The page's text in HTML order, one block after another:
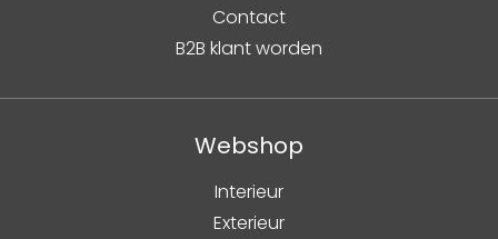
Contact
B2B klant worden
Webshop
Interieur
Exterieur